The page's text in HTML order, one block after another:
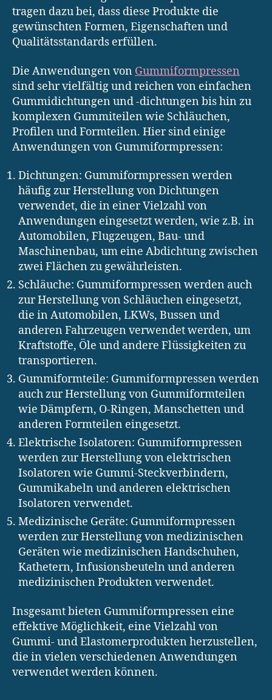
tragen dazu bei, dass diese Produkte die
gewünschten Formen, Eigenschaften und
Qualitätsstandards erfüllen.
Die Anwendungen von Gummiformpressen
sind sehr vielfältig und reichen von einfachen
Gummidichtungen und -dichtungen bis hin zu
komplexen Gummiteilen wie Schläuchen,
Profilen und Formteilen. Hier sind einige
Anwendungen von Gummiformpressen:
Dichtungen: Gummiformpressen werden
häufig zur Herstellung von Dichtungen
verwendet, die in einer Vielzahl von
Anwendungen eingesetzt werden, wie z.B. in
Automobilen, Flugzeugen, Bau- und
Maschinenbau, um eine Abdichtung zwischen
zwei Flächen zu gewährleisten.
Schläuche: Gummiformpressen werden auch
zur Herstellung von Schläuchen eingesetzt,
die in Automobilen, LKWs, Bussen und
anderen Fahrzeugen verwendet werden, um
Kraftstoffe, Öle und andere Flüssigkeiten zu
transportieren.
Gummiformteile: Gummiformpressen werden
auch zur Herstellung von Gummiformteilen
wie Dämpfern, O-Ringen, Manschetten und
anderen Formteilen eingesetzt.
Elektrische Isolatoren: Gummiformpressen
werden zur Herstellung von elektrischen
Isolatoren wie Gummi-Steckverbindern,
Gummikabeln und anderen elektrischen
Isolatoren verwendet.
Medizinische Geräte: Gummiformpressen
werden zur Herstellung von medizinischen
Geräten wie medizinischen Handschuhen,
Kathetern, Infusionsbeuteln und anderen
medizinischen Produkten verwendet.
Insgesamt bieten Gummiformpressen eine
effektive Möglichkeit, eine Vielzahl von
Gummi- und Elastomerprodukten herzustellen,
die in vielen verschiedenen Anwendungen
verwendet werden können.